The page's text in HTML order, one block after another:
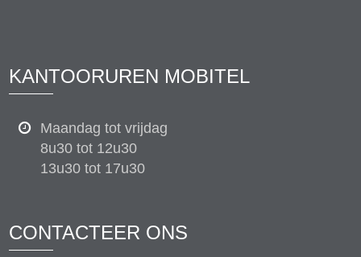
KANTOORUREN MOBITEL
Maandag tot vrijdag
8u30 tot 12u30
13u30 tot 17u30
CONTACTEER ONS